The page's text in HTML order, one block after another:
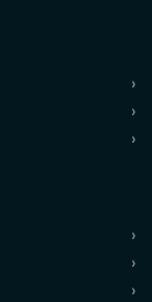
›
›
›
›
›
›